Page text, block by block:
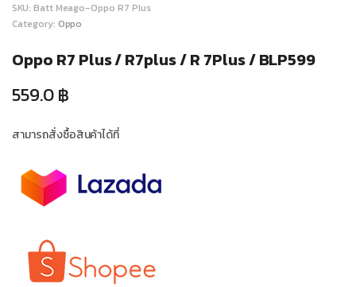
SKU: Batt Meago-Oppo R7 Plus
Category: Oppo
Oppo R7 Plus / R7plus / R 7Plus / BLP599
559.0฿
สามารถสั่งซื้อสินค้าได้ที่